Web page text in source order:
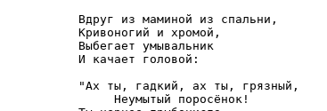
Вдруг из маминой из спальни,
Кривоногий и хромой,
Выбегает умывальник
И качает головой:
"Ах ты, гадкий, ах ты, грязный,
     Неумытый поросёнок!